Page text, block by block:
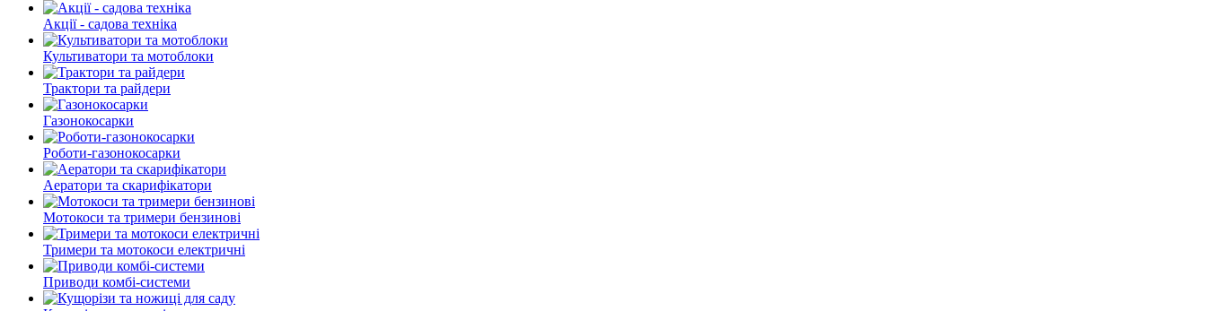
Акції - садова техніка
Культиватори та мотоблоки
Трактори та райдери
Газонокосарки
Роботи-газонокосарки
Аератори та скарифікатори
Мотокоси та тримери бензинові
Тримери та мотокоси електричні
Приводи комбі-системи